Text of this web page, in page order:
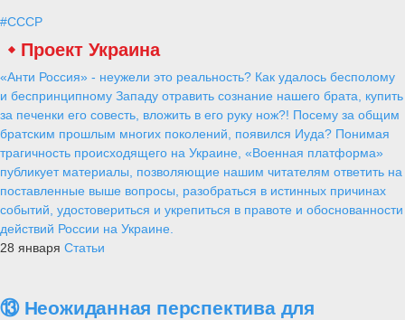
#СССР
Проект Украина
«Анти Россия» - неужели это реальность? Как удалось бесполому
и беспринципному Западу отравить сознание нашего брата, купить
за печенки его совесть, вложить в его руку нож?! Посему за общим
братским прошлым многих поколений, появился Иуда? Понимая
трагичность происходящего на Украине, «Военная платформа»
публикует материалы, позволяющие нашим читателям ответить на
поставленные выше вопросы, разобраться в истинных причинах
событий, удостовериться и укрепиться в правоте и обоснованности
действий России на Украине.
28 января Статьи
⑬ Неожиданная перспектива для